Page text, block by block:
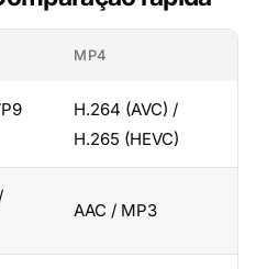
MP4
H.264 (AVC) /
H.265 (HEVC)
AAC / MP3